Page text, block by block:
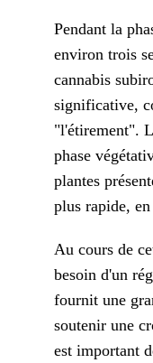
Pendant la
environ trois
cannabis
significative,
"l'étirement".
phase
plantes
plus rapide,
Au cours de
besoin d'un
fournit une
soutenir une
est important